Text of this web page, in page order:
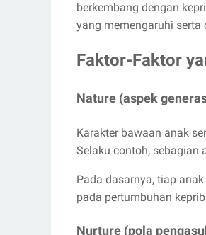
berkembang dengan
yang memengaruhi serta
Faktor-Faktor
Nature (aspek
Karakter bawaan anak
Selaku contoh, sebagian
Pada dasarnya, tiap
pada pertumbuhan
Nurture (pola